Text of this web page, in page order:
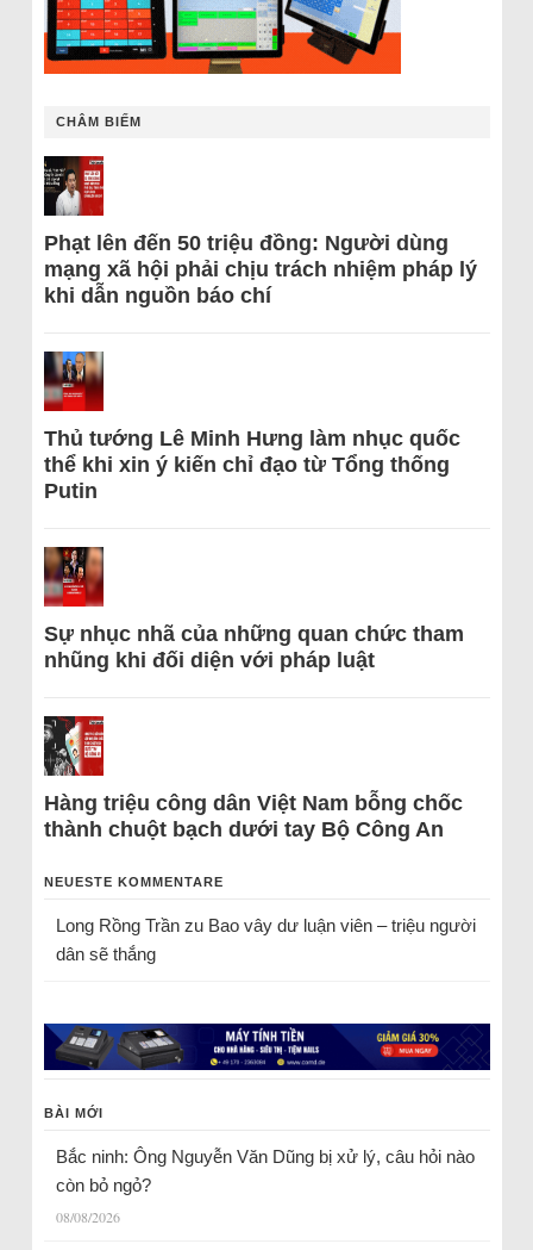
CHÂM BIẾM
Phạt lên đến 50 triệu đồng: Người dùng
mạng xã hội phải chịu trách nhiệm pháp lý
khi dẫn nguồn báo chí
Thủ tướng Lê Minh Hưng làm nhục quốc
thể khi xin ý kiến chỉ đạo từ Tổng thống
Putin
Sự nhục nhã của những quan chức tham
nhũng khi đối diện với pháp luật
Hàng triệu công dân Việt Nam bỗng chốc
thành chuột bạch dưới tay Bộ Công An
NEUESTE KOMMENTARE
Long Rồng Trầnzu Bao vây dư luận viên – triệu người
dân sẽ thắng
BÀI MỚI
Bắc ninh: Ông Nguyễn Văn Dũng bị xử lý, câu hỏi nào
còn bỏ ngỏ?
08/08/2026